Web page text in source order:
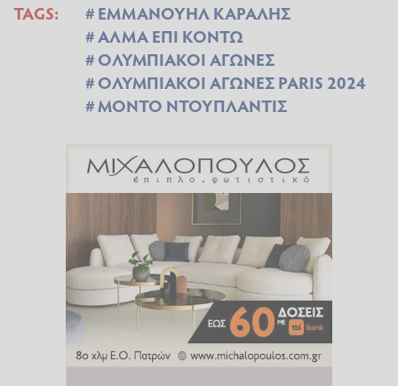
TAGS:
ΕΜΜΑΝΟΥΗΛ ΚΑΡΑΛΗΣ
ΑΛΜΑ ΕΠΙ ΚΟΝΤΩ
ΟΛΥΜΠΙΑΚΟΙ ΑΓΩΝΕΣ
ΟΛΥΜΠΙΑΚΟΙ ΑΓΩΝΕΣ PARIS 2024
ΜΟΝΤΟ ΝΤΟΥΠΛΑΝΤΙΣ